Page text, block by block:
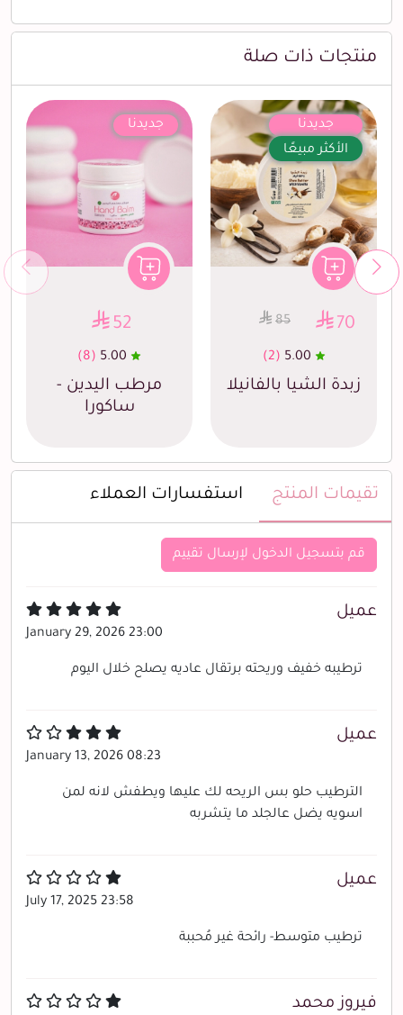
منتجات ذات صلة
جديدنا
الأكثر مبيعًا
70
85
5.00
(2)
زبدة الشيا بالفانيلا
جديدنا
52
5.00
(8)
مرطب اليدين -
ساكورا
تقيمات المنتج استفسارات العملاء
قم بتسجيل الدخول لإرسال تقييم
عميل
January 29, 2026 23:00
ترطيبه خفيف وريحته برتقال عاديه يصلح خلال اليوم
عميل
January 13, 2026 08:23
الترطيب حلو بس الريحه لك عليها ويطفش لانه لمن
اسويه يضل عالجلد ما يتشربه
عميل
July 17, 2025 23:58
ترطيب متوسط- رائحة غير مُحببة
فيروز محمد